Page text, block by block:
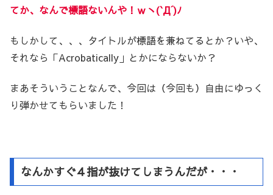
てか、なんで標語ないんや！ｗヽ(`Д´)ﾉ
もしかして、、、タイトルが標語を兼ねてるとか？いや、
それなら「Acrobatically」とかにならないか？
まあそういうことなんで、今回は（今回も）自由にゆっく
り弾かせてもらいました！
なんかすぐ４指が抜けてしまうんだが・・・